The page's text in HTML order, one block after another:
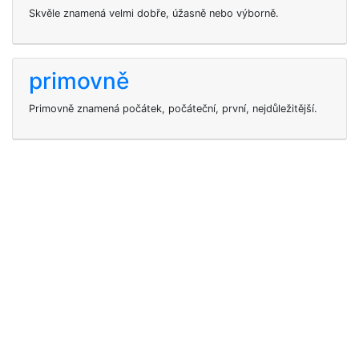
Skvěle znamená velmi dobře, úžasně nebo výborně.
primovně
Primovně znamená počátek, počáteční, první, nejdůležitější.